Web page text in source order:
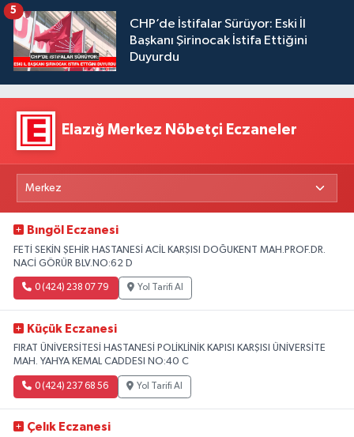
CHP’de İstifalar Sürüyor: Eski İl
Başkanı Şirinocak İstifa Ettiğini
Duyurdu
5
Elazığ Merkez Nöbetçi Eczaneler
Bıngöl Eczanesi
FETİ SEKİN ŞEHİR HASTANESİ ACİL KARŞISI DOĞUKENT MAH.PROF.DR.
NACİ GÖRÜR BLV.NO:62 D
0 (424) 238 07 79 Yol Tarifi Al
Küçük Eczanesi
FIRAT ÜNİVERSİTESİ HASTANESİ POLİKLİNİK KAPISI KARŞISI ÜNİVERSİTE
MAH. YAHYA KEMAL CADDESI NO:40 C
0 (424) 237 68 56 Yol Tarifi Al
Çelık Eczanesi